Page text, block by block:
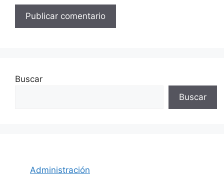
Buscar
Buscar
Administración